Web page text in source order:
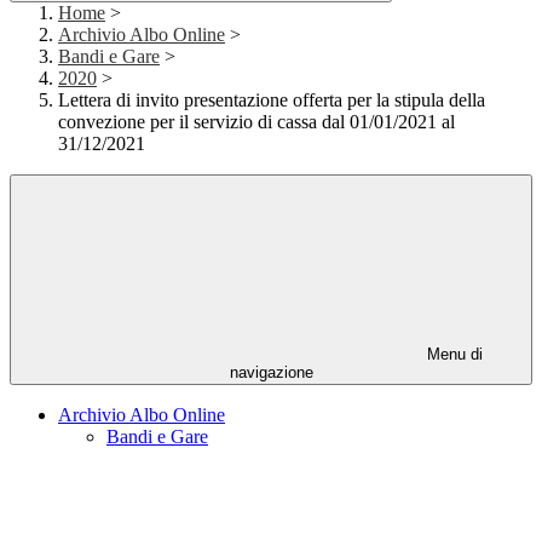
Home >
Archivio Albo Online >
Bandi e Gare >
2020 >
Lettera di invito presentazione offerta per la stipula della
convezione per il servizio di cassa dal 01/01/2021 al
31/12/2021
Menu di
navigazione
Archivio Albo Online
Bandi e Gare